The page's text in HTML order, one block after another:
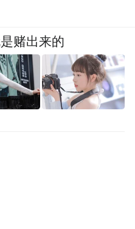
赌出来的